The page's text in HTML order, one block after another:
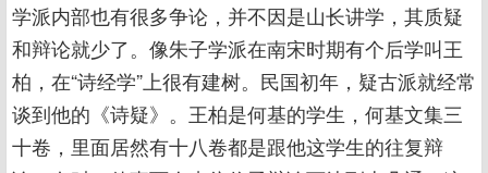
学派内部也有很多争论，并不因是山长讲学，其质疑
和辩论就少了。像朱子学派在南宋时期有个后学叫王
柏，在“诗经学”上很有建树。民国初年，疑古派就经常
谈到他的《诗疑》。王柏是何基的学生，何基文集三
十卷，里面居然有十八卷都是跟他这学生的往复辩